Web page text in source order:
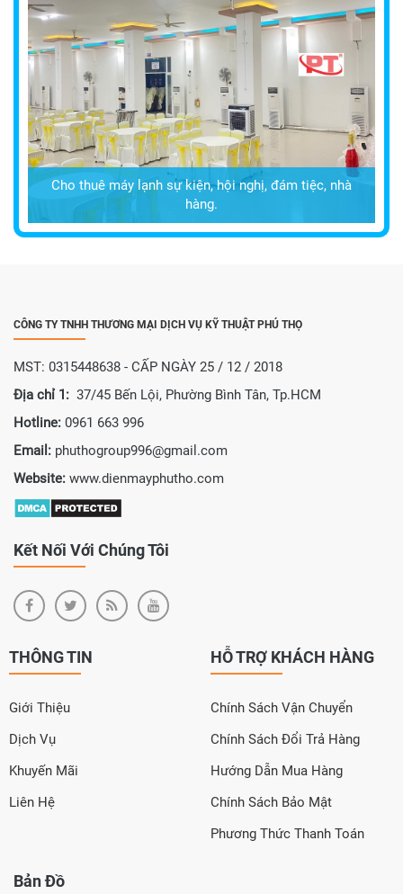
Cho thuê máy lạnh sự kiện, hội nghị, đám tiệc, nhà
hàng.
CÔNG TY TNHH THƯƠNG MẠI DỊCH VỤ KỸ THUẬT PHÚ THỌ
MST: 0315448638 - CẤP NGÀY 25 / 12 / 2018
Địa chỉ 1: 37/45 Bến Lội, Phường Bình Tân, Tp.HCM
Hotline: 0961 663 996
Email: phuthogroup996@gmail.com
Website: www.dienmayphutho.com
Kết Nối Với Chúng Tôi
THÔNG TIN
Giới Thiệu
Dịch Vụ
Khuyến Mãi
Liên Hệ
HỖ TRỢ KHÁCH HÀNG
Chính Sách Vận Chuyển
Chính Sách Đổi Trả Hàng
Hướng Dẫn Mua Hàng
Chính Sách Bảo Mật
Phương Thức Thanh Toán
Bản Đồ